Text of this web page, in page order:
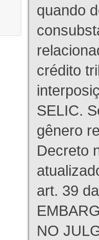
quando
crédito
SELIC.
gênero
Decreto
art. 39
NO